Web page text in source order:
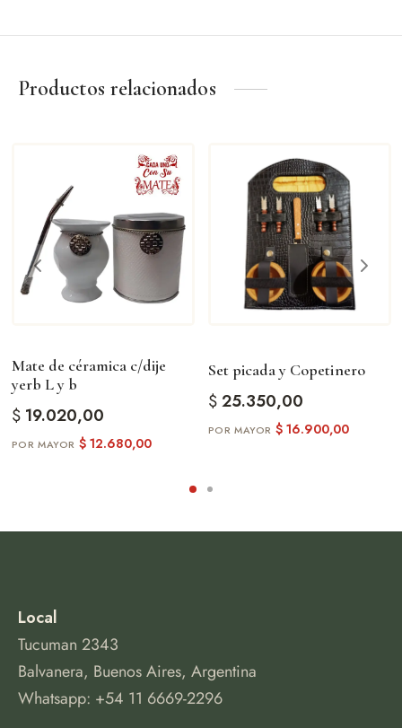
Productos relacionados
Mate de céramica c/dije
yerb L y b
$19.020,00
$12.680,00
Set picada y Copetinero
$25.350,00
$16.900,00
Local
Tucuman 2343
Balvanera, Buenos Aires, Argentina
Whatsapp: +54 11 6669-2296